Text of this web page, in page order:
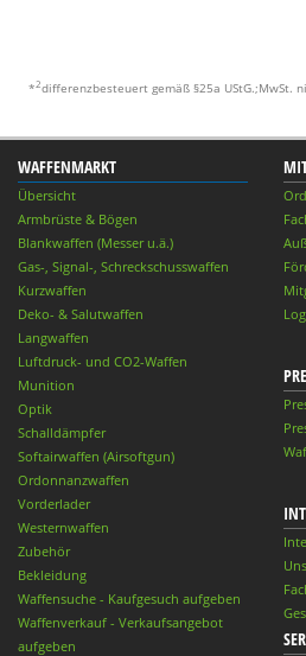
*2differenzbesteuert gemäß §25a UStG.;MwSt.
WAFFENMARKT
Übersicht
Armbrüste & Bögen
Blankwaffen (Messer u.ä.)
Gas-, Signal-, Schreckschusswaffen
Kurzwaffen
Deko- & Salutwaffen
Langwaffen
Luftdruck- und CO2-Waffen
Munition
Optik
Schalldämpfer
Softairwaffen (Airsoftgun)
Ordonnanzwaffen
Vorderlader
Westernwaffen
Zubehör
Bekleidung
Waffensuche - Kaufgesuch aufgeben
Waffenverkauf - Verkaufsangebot
aufgeben